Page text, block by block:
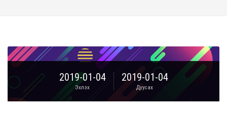
2019-01-04
Эхлэх
2019-01-04
Дуусах